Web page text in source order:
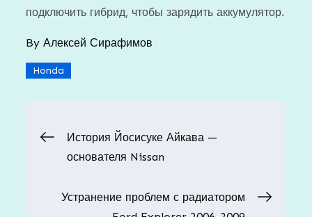
подключить гибрид, чтобы зарядить аккумулятор.
ByАлексей Сирафимов
Honda
Навигация
История Йосисуке Айкава —
основателя Nissan
Устранение проблем с радиатором